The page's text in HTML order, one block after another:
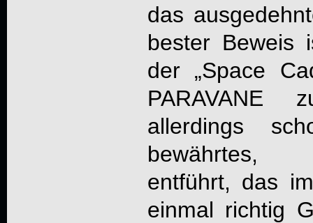
das
bester Beweis
der „Space
PARAVANE
allerdings
bewährtes,
entführt, das
einmal richtig